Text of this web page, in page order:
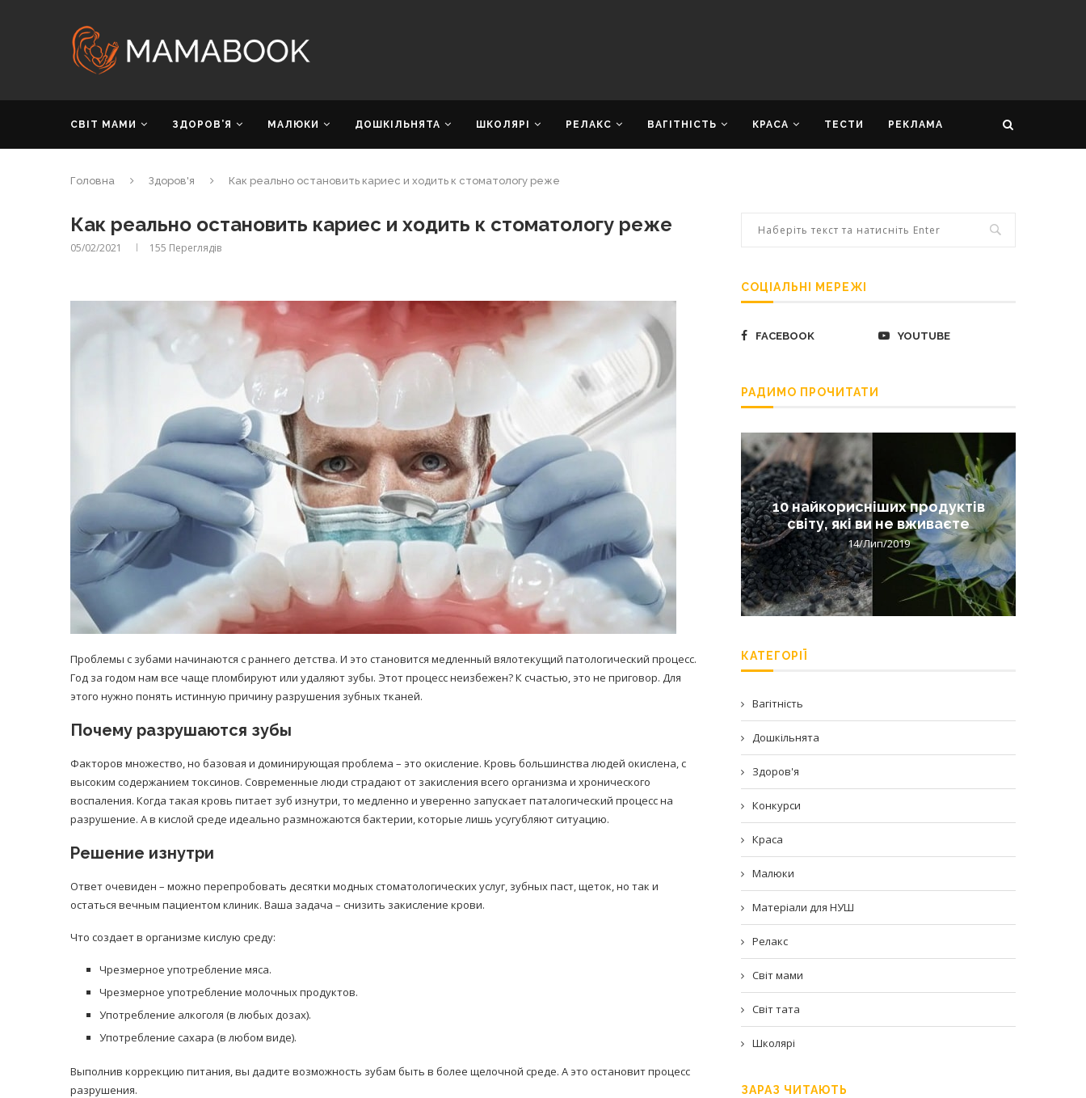
СВІТ МАМИ ЗДОРОВ’Я МАЛЮКИ ДОШКІЛЬНЯТА ШКОЛЯРІ РЕЛАКС ВАГІТНІСТЬ КРАСА ТЕСТИ РЕКЛАМА
Головна Здоров'я Как реально остановить кариес и ходить к стоматологу реже
Как реально остановить кариес и ходить к стоматологу реже
05/02/2021 155 Переглядів
Проблемы с зубами начинаются с раннего детства. И это становится медленный вялотекущий патологический процесс.
Год за годом нам все чаще пломбируют или удаляют зубы. Этот процесс неизбежен? К счастью, это не приговор. Для
этого нужно понять истинную причину разрушения зубных тканей.
Почему разрушаются зубы
Факторов множество, но базовая и доминирующая проблема – это окисление. Кровь большинства людей окислена, с
высоким содержанием токсинов. Современные люди страдают от закисления всего организма и хронического
воспаления. Когда такая кровь питает зуб изнутри, то медленно и уверенно запускает паталогический процесс на
разрушение. А в кислой среде идеально размножаются бактерии, которые лишь усугубляют ситуацию.
Решение изнутри
Ответ очевиден – можно перепробовать десятки модных стоматологических услуг, зубных паст, щеток, но так и
остаться вечным пациентом клиник. Ваша задача – снизить закисление крови.
Что создает в организме кислую среду:
Чрезмерное употребление мяса.
Чрезмерное употребление молочных продуктов.
Употребление алкоголя (в любых дозах).
Употребление сахара (в любом виде).
Выполнив коррекцию питания, вы дадите возможность зубам быть в более щелочной среде. А это остановит процесс
разрушения.
СОЦІАЛЬНІ МЕРЕЖІ
FACEBOOK YOUTUBE
РАДИМО ПРОЧИТАТИ
принимать
никакого кипятка
30/Січ/2021
Лікарі назвали симптоми
коронавірусу в дітей
14/Бер/2020
Попробуйте рецепт
легендарного супа доктора
Моро, который без...
08/Січ/2021
10 найкорисніших продуктів
світу, які ви не вживаєте
14/Лип/2019
КАТЕГОРІЇ
Вагітність
Дошкільнята
Здоров'я
Конкурси
Краса
Малюки
Матеріали для НУШ
Релакс
Світ мами
Світ тата
Школярі
ЗАРАЗ ЧИТАЮТЬ